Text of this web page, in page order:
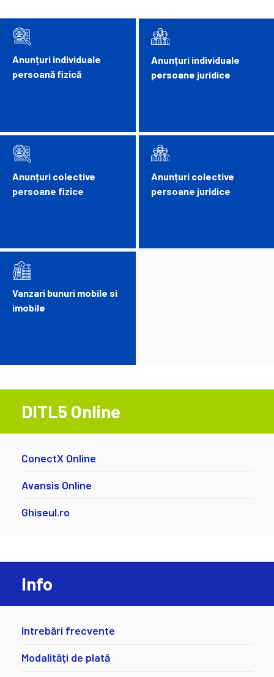
Anunțuri individuale
persoană fizică
Anunțuri colective
persoane fizice
Vanzari bunuri mobile si
imobile
Anunțuri individuale
persoane juridice
Anunțuri colective
persoane juridice
DITL5 Online
ConectX Online
Avansis Online
Ghiseul.ro
Info
Intrebări frecvente
Modalități de plată